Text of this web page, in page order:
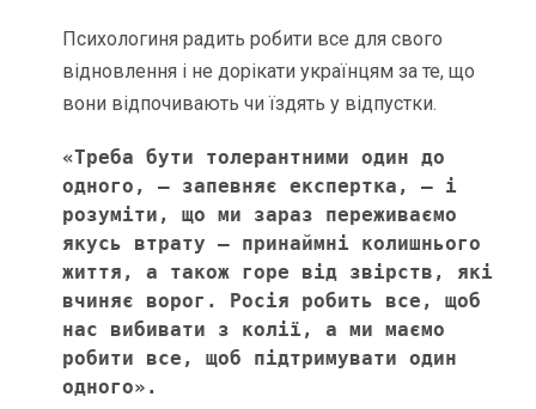
Психологиня радить робити все для свого
відновлення і не дорікати українцям за те, що
вони відпочивають чи їздять у відпустки.
«Треба бути толерантними один до
одного, – запевняє експертка, – і
розуміти, що ми зараз переживаємо
якусь втрату – принаймні колишнього
життя, а також горе від звірств, які
вчиняє ворог. Росія робить все, щоб
нас вибивати з колії, а ми маємо
робити все, щоб підтримувати один
одного».